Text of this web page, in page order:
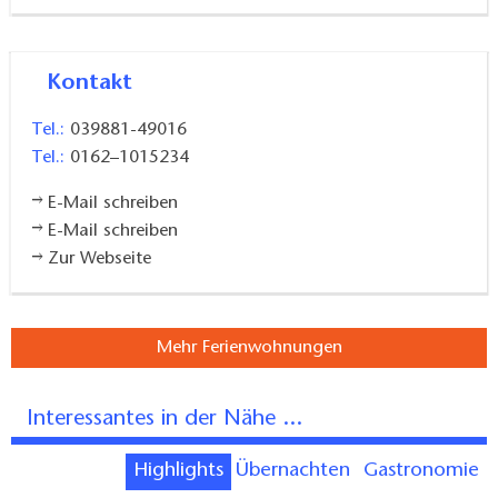
Kontakt
Tel.: 039881-49016
Tel.: 0162–1015234
E-Mail schreiben
E-Mail schreiben
Zur Webseite
Mehr Ferienwohnungen
Interessantes in der Nähe ...
Highlights Übernachten Gastronomie